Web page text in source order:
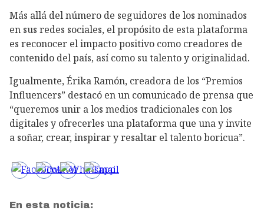
Más allá del número de seguidores de los nominados
en sus redes sociales, el propósito de esta plataforma
es reconocer el impacto positivo como creadores de
contenido del país, así como su talento y originalidad.
Igualmente, Érika Ramón, creadora de los “Premios
Influencers” destacó en un comunicado de prensa que
“queremos unir a los medios tradicionales con los
digitales y ofrecerles una plataforma que una y invite
a soñar, crear, inspirar y resaltar el talento boricua”.
En esta noticia: